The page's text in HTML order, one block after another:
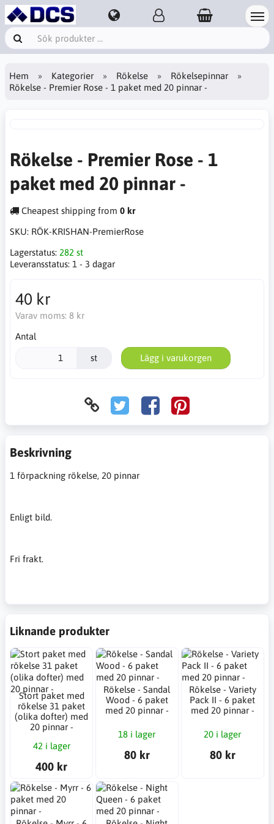
Hem Kategorier Rökelse
Rökelsepinnar
Rökelse - Premier Rose - 1 paket med 20 pinnar -
Rökelse - Premier Rose - 1
paket med 20 pinnar -
Cheapest shipping from 0 kr
SKU: RÖK-KRISHAN-PremierRose
Lagerstatus: 282 st
Leveransstatus: 1 - 3 dagar
40 kr
Varav moms: 8 kr
Antal
st Lägg i varukorgen
Beskrivning
1 förpackning rökelse, 20 pinnar
Enligt bild.
Fri frakt.
Liknande produkter
Stort paket med
rökelse 31 paket
(olika dofter) med
20 pinnar -
42 i lager
400 kr
Rökelse - Sandal
Wood - 6 paket
med 20 pinnar -
18 i lager
80 kr
Rökelse - Variety
Pack II - 6 paket
med 20 pinnar -
20 i lager
80 kr